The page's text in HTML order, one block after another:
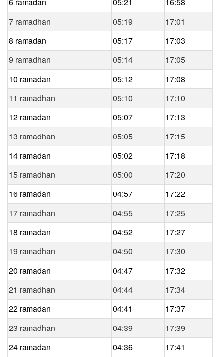
6 ramadan
05:21
16:58
7 ramadhan
05:19
17:01
8 ramadan
05:17
17:03
9 ramadhan
05:14
17:05
10 ramadan
05:12
17:08
11 ramadhan
05:10
17:10
12 ramadan
05:07
17:13
13 ramadhan
05:05
17:15
14 ramadan
05:02
17:18
15 ramadhan
05:00
17:20
16 ramadan
04:57
17:22
17 ramadhan
04:55
17:25
18 ramadan
04:52
17:27
19 ramadhan
04:50
17:30
20 ramadan
04:47
17:32
21 ramadhan
04:44
17:34
22 ramadan
04:41
17:37
23 ramadhan
04:39
17:39
24 ramadan
04:36
17:41